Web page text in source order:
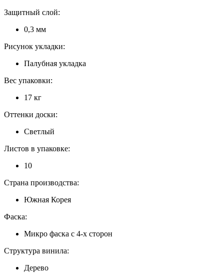
Защитный слой:
0,3 мм
Рисунок укладки:
Палубная укладка
Вес упаковки:
17 кг
Оттенки доски:
Светлый
Листов в упаковке:
10
Страна производства:
Южная Корея
Фаска:
Микро фаска с 4-х сторон
Структура винила:
Дерево